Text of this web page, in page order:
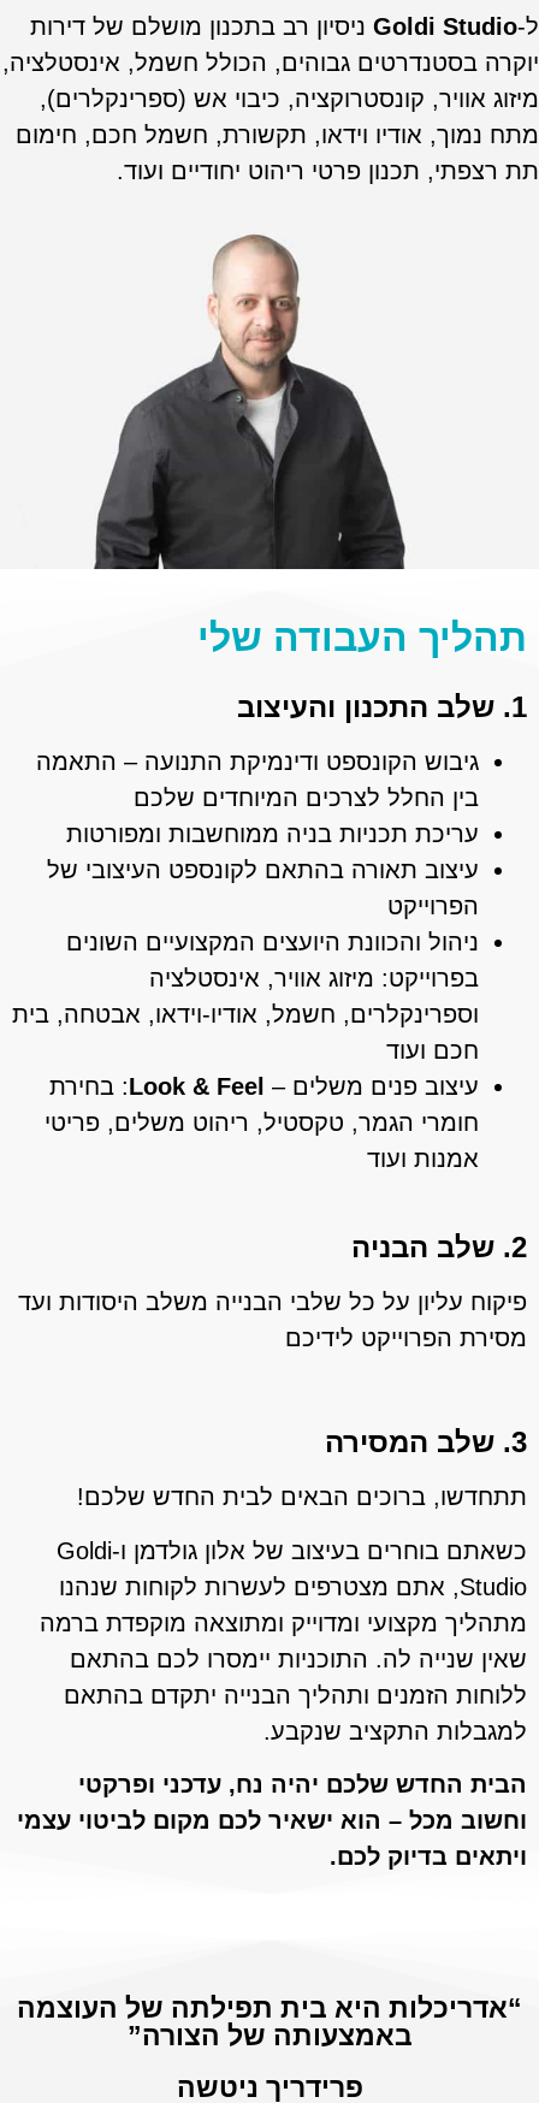
ל-Goldi Studio ניסיון רב בתכנון מושלם של דירות
יוקרה בסטנדרטים גבוהים, הכולל חשמל, אינסטלציה,
מיזוג אוויר, קונסטרוקציה, כיבוי אש (ספרינקלרים),
מתח נמוך, אודיו וידאו, תקשורת, חשמל חכם, חימום
תת רצפתי, תכנון פרטי ריהוט יחודיים ועוד.
תהליך העבודה שלי
1. שלב התכנון והעיצוב
גיבוש הקונספט ודינמיקת התנועה – התאמה
בין החלל לצרכים המיוחדים שלכם
עריכת תכניות בניה ממוחשבות ומפורטות
עיצוב תאורה בהתאם לקונספט העיצובי של
הפרוייקט
ניהול והכוונת היועצים המקצועיים השונים
בפרוייקט: מיזוג אוויר, אינסטלציה
וספרינקלרים, חשמל, אודיו-וידאו, אבטחה, בית
חכם ועוד
עיצוב פנים משלים – Look & Feel: בחירת
חומרי הגמר, טקסטיל, ריהוט משלים, פריטי
אמנות ועוד
2. שלב הבניה
פיקוח עליון על כל שלבי הבנייה משלב היסודות ועד
מסירת הפרוייקט לידיכם
3. שלב המסירה
תתחדשו, ברוכים הבאים לבית החדש שלכם!
כשאתם בוחרים בעיצוב של אלון גולדמן ו-Goldi
Studio, אתם מצטרפים לעשרות לקוחות שנהנו
מתהליך מקצועי ומדוייק ומתוצאה מוקפדת ברמה
שאין שנייה לה. התוכניות יימסרו לכם בהתאם
ללוחות הזמנים ותהליך הבנייה יתקדם בהתאם
למגבלות התקציב שנקבע.
הבית החדש שלכם יהיה נח, עדכני ופרקטי
וחשוב מכל – הוא ישאיר לכם מקום לביטוי עצמי
ויתאים בדיוק לכם.
“אדריכלות היא בית תפילתה של העוצמה
באמצעותה של הצורה”
פרידריך ניטשה